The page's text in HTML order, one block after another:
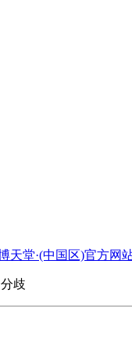
天堂·(中国区)官方网
歧